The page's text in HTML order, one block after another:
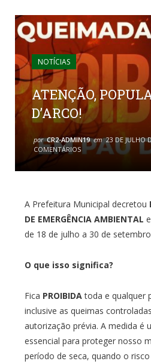
NOTÍCIAS
ATENÇÃO,
D’ARCO!
por CR2-ADMIN19 em 23 DE JULHO
COMENTÁRIOS
A Prefeitura Municipal decretou
DE EMERGÊNCIA AMBIENTAL
de 18 de julho a 30 de
O que isso significa?
Fica PROIBIDAtoda e qualquer
inclusive as queimas
autorização prévia. A medida é
essencial para proteger nosso
período de seca, quando o